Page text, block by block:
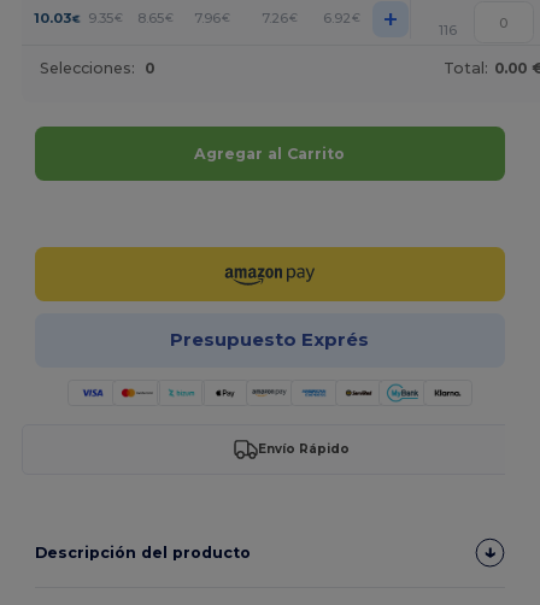
10.03€ 9.35€ 8.65€ 7.96€ 7.26€ 6.92 € + 116
Selecciones: 0 Total: 0.00
Agregar al Carrito
Presupuesto Exprés
Envío Rápido
Descripción del producto